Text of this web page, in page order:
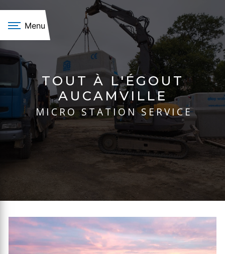
Menu
TOUT À L'ÉGOUT
AUCAMVILLE
MICRO STATION SERVICE
Panneau de gestion des cookies